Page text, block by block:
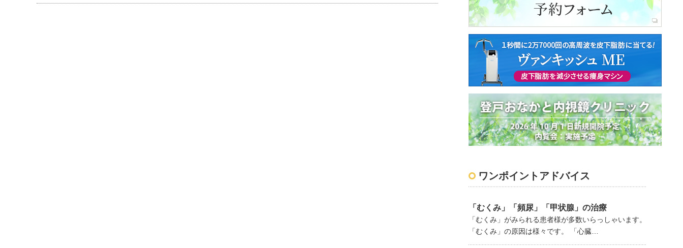
ワンポイントアドバイス
「むくみ」「頻尿」「甲状腺」の治療
「むくみ」がみられる患者様が多数いらっしゃいます。
「むくみ」の原因は様々です。 「心臓…